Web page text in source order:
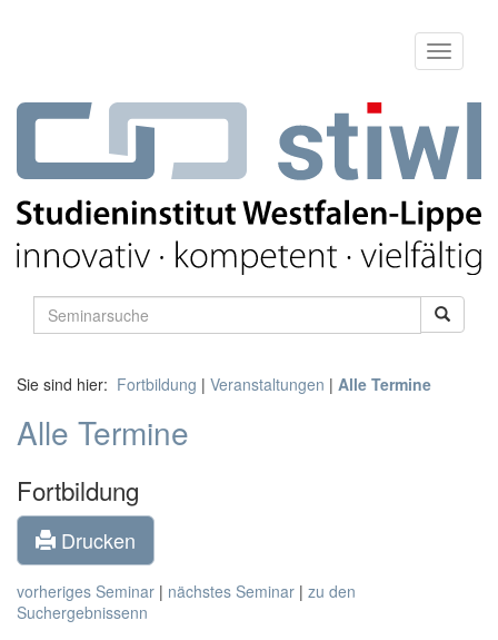
Sie sind hier: Fortbildung | Veranstaltungen | Alle Termine
Alle Termine
Fortbildung
Drucken
vorheriges Seminar | nächstes Seminar | zu den
Suchergebnissenn